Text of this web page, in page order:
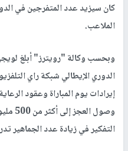
كان سيزيد عدد المتفرجين في
الملاعب.
وبحسب وكالة "رويترز" أبلغ
الدوري الإيطالي شبكة راي
إيرادات يوم المباراة وعقود
وصول
التفكير في زيادة عدد الجماهير